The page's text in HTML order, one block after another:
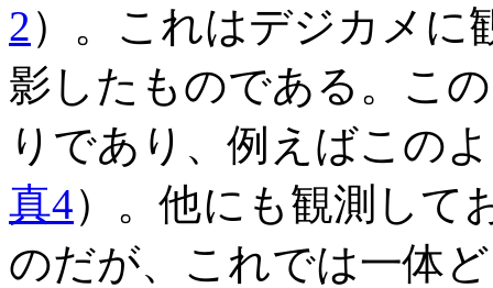
2）。これはデジカメに
影したものである。こ
りであり、例えばこの
真4）。他にも観測して
のだが、これでは一体